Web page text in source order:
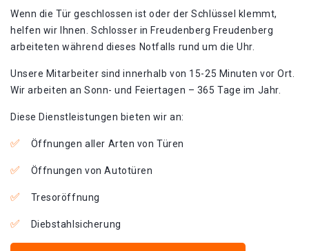
Wenn die Tür geschlossen ist oder der Schlüssel klemmt,
helfen wir Ihnen. Schlosser in Freudenberg Freudenberg
arbeiteten während dieses Notfalls rund um die Uhr.
Unsere Mitarbeiter sind innerhalb von 15-25 Minuten vor Ort.
Wir arbeiten an Sonn- und Feiertagen – 365 Tage im Jahr.
Diese Dienstleistungen bieten wir an:
Öffnungen aller Arten von Türen
Öffnungen von Autotüren
Tresoröffnung
Diebstahlsicherung